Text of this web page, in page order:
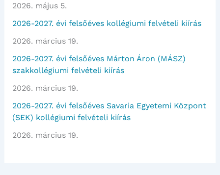
2026. május 5.
2026-2027. évi felsőéves kollégiumi felvételi kiírás
2026. március 19.
2026-2027. évi felsőéves Márton Áron (MÁSZ)
szakkollégiumi felvételi kiírás
2026. március 19.
2026-2027. évi felsőéves Savaria Egyetemi Központ
(SEK) kollégiumi felvételi kiírás
2026. március 19.